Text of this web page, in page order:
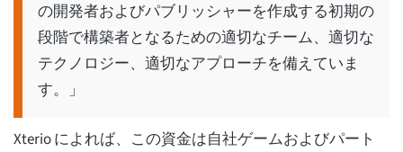
の開発者およびパブリッシャーを作成する初期の
段階で構築者となるための適切なチーム、適切な
テクノロジー、適切なアプローチを備えていま
す。」
Xterio によれば、この資金は自社ゲームおよびパート